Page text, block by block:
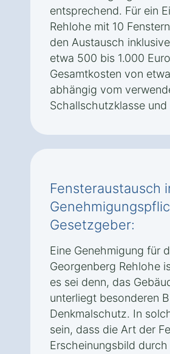
entsprechend. Für ein
Rehlohe mit 10
den Austausch
etwa 500 bis 1.000
Gesamtkosten von
abhängig vom
Schallschutzklasse
Fensteraustausch
Gesetzgeber:
Eine Genehmigung für
Georgenberg Rehlohe
es sei denn, das
unterliegt besonderen
Denkmalschutz. In
sein, dass die Art der
Erscheinungsbild